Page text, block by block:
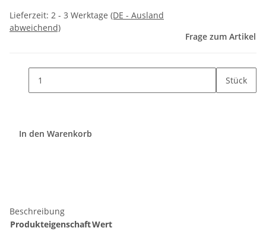
Lieferzeit: 2 - 3 Werktage (DE - Ausland
abweichend)
Frage zum Artikel
Stück
In den Warenkorb
Beschreibung
ProdukteigenschaftWert